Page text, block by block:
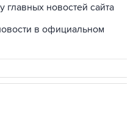
главных новостей сайта
в официальном